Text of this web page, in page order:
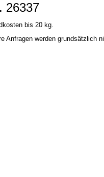
26337
bis 20 kg.
Anfragen werden grundsätzlich